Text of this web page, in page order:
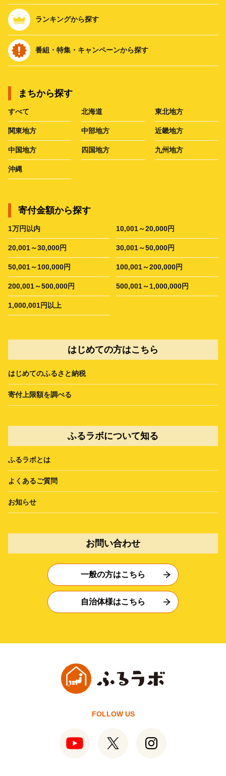
ランキングから探す
番組・特集・キャンペーンから探す
まちから探す
すべて 北海道 東北地方
関東地方 中部地方 近畿地方
中国地方 四国地方 九州地方
沖縄
寄付金額から探す
1万円以内 10,001～20,000円
20,001～30,000円 30,001～50,000円
50,001～100,000円 100,001～200,000円
200,001～500,000円 500,001～1,000,000円
1,000,001円以上
はじめての方はこちら
はじめてのふるさと納税
寄付上限額を調べる
ふるラボについて知る
ふるラボとは
よくあるご質問
お知らせ
お問い合わせ
一般の方はこちら
自治体様はこちら
FOLLOW US